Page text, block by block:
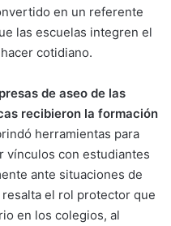
en un referente
las escuelas integren el
cotidiano.
de aseo de las
recibieron la formación
herramientas para
vínculos con estudiantes
ante situaciones de
el rol protector que
en los colegios, al